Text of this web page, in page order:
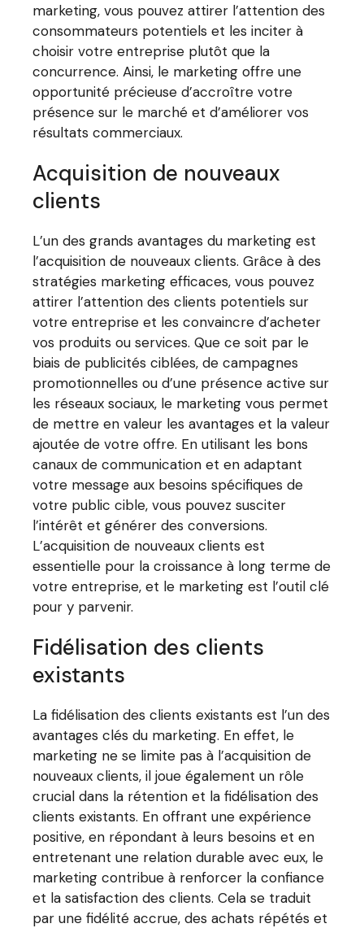
marketing, vous pouvez attirer l’attention des
consommateurs potentiels et les inciter à
choisir votre entreprise plutôt que la
concurrence. Ainsi, le marketing offre une
opportunité précieuse d’accroître votre
présence sur le marché et d’améliorer vos
résultats commerciaux.
Acquisition de nouveaux
clients
L’un des grands avantages du marketing est
l’acquisition de nouveaux clients. Grâce à des
stratégies marketing efficaces, vous pouvez
attirer l’attention des clients potentiels sur
votre entreprise et les convaincre d’acheter
vos produits ou services. Que ce soit par le
biais de publicités ciblées, de campagnes
promotionnelles ou d’une présence active sur
les réseaux sociaux, le marketing vous permet
de mettre en valeur les avantages et la valeur
ajoutée de votre offre. En utilisant les bons
canaux de communication et en adaptant
votre message aux besoins spécifiques de
votre public cible, vous pouvez susciter
l’intérêt et générer des conversions.
L’acquisition de nouveaux clients est
essentielle pour la croissance à long terme de
votre entreprise, et le marketing est l’outil clé
pour y parvenir.
Fidélisation des clients
existants
La fidélisation des clients existants est l’un des
avantages clés du marketing. En effet, le
marketing ne se limite pas à l’acquisition de
nouveaux clients, il joue également un rôle
crucial dans la rétention et la fidélisation des
clients existants. En offrant une expérience
positive, en répondant à leurs besoins et en
entretenant une relation durable avec eux, le
marketing contribue à renforcer la confiance
et la satisfaction des clients. Cela se traduit
par une fidélité accrue, des achats répétés et